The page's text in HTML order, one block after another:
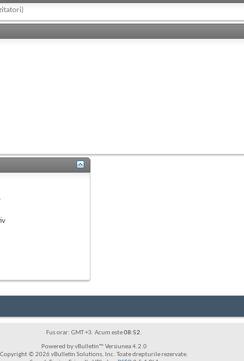
Fus orar: GMT +3. Acum este08:52.
Powered by vBulletin™ Versiunea 4.2.0
Copyright © 2026 vBulletin Solutions, Inc. Toate drepturile rezervate.